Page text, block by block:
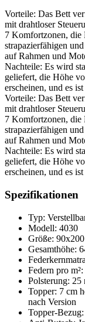
Vorteile: Das Bett
mit drahtloser
7 Komfortzonen, die
strapazierfähigen
auf Rahmen und
Nachteile: Es wird
geliefert, die Höhe
erscheinen, und es
Vorteile: Das Bett
mit drahtloser
7 Komfortzonen, die
strapazierfähigen
auf Rahmen und
Nachteile: Es wird
geliefert, die Höhe
erscheinen, und es
Spezifikationen
Typ:
Modell: 4030
Größe:
Gesamthöhe:
Federn pro
Polsterung:
Topper: 7 cm
nach Version
Topper-